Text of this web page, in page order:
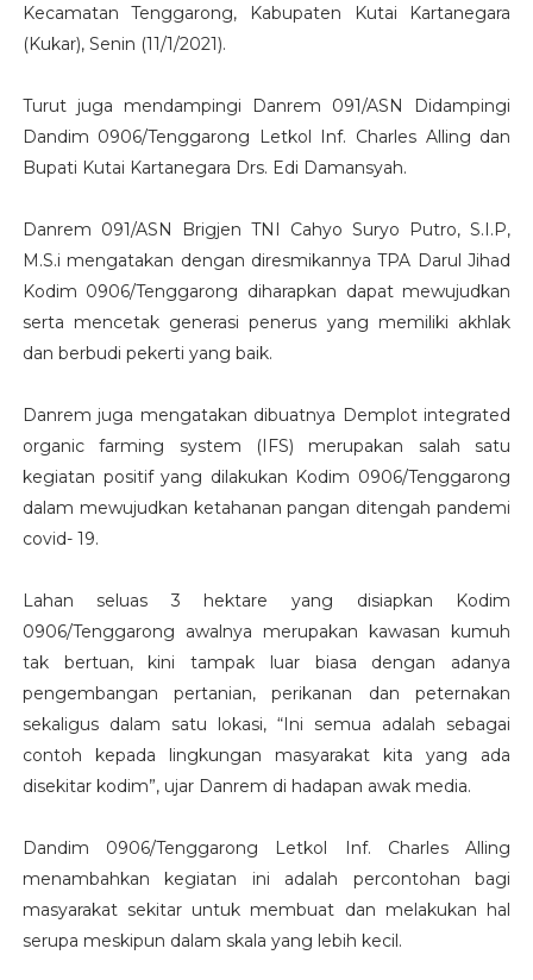
Kecamatan Tenggarong, Kabupaten Kutai Kartanegara
(Kukar), Senin (11/1/2021).
Turut juga mendampingi Danrem 091/ASN Didampingi
Dandim 0906/Tenggarong Letkol Inf. Charles Alling dan
Bupati Kutai Kartanegara Drs. Edi Damansyah.
Danrem 091/ASN Brigjen TNI Cahyo Suryo Putro, S.I.P,
M.S.i mengatakan dengan diresmikannya TPA Darul Jihad
Kodim 0906/Tenggarong diharapkan dapat mewujudkan
serta mencetak generasi penerus yang memiliki akhlak
dan berbudi pekerti yang baik.
Danrem juga mengatakan dibuatnya Demplot integrated
organic farming system (IFS) merupakan salah satu
kegiatan positif yang dilakukan Kodim 0906/Tenggarong
dalam mewujudkan ketahanan pangan ditengah pandemi
covid- 19.
Lahan seluas 3 hektare yang disiapkan Kodim
0906/Tenggarong awalnya merupakan kawasan kumuh
tak bertuan, kini tampak luar biasa dengan adanya
pengembangan pertanian, perikanan dan peternakan
sekaligus dalam satu lokasi, “Ini semua adalah sebagai
contoh kepada lingkungan masyarakat kita yang ada
disekitar kodim”, ujar Danrem di hadapan awak media.
Dandim 0906/Tenggarong Letkol Inf. Charles Alling
menambahkan kegiatan ini adalah percontohan bagi
masyarakat sekitar untuk membuat dan melakukan hal
serupa meskipun dalam skala yang lebih kecil.